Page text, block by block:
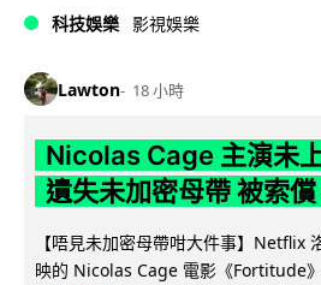
科技娛樂 影視娛樂
Lawton 18 小時
Nicolas Cage 主演未
遺失未加密母帶 被索
【唔見未加密母帶咁大件事】Netflix
映的 Nicolas Cage 電影《Fortitude